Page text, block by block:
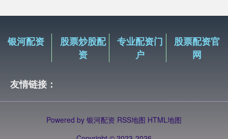
银河配资
股票炒股配
资
专业配资门
户
股票配资官
网
友情链接：
Powered by 银河配资 RSS地图 HTML地图